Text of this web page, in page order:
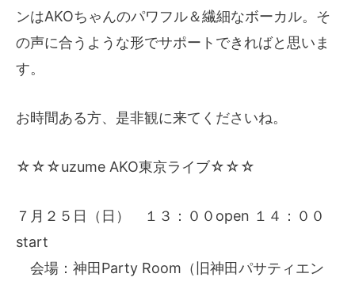
ンはAKOちゃんのパワフル＆繊細なボーカル。そ
の声に合うような形でサポートできればと思いま
す。
お時間ある方、是非観に来てくださいね。
☆☆☆uzume AKO東京ライブ☆☆☆
７月２５日（日） １３：００open １４：００
start
会場：神田Party Room（旧神田パサティエン